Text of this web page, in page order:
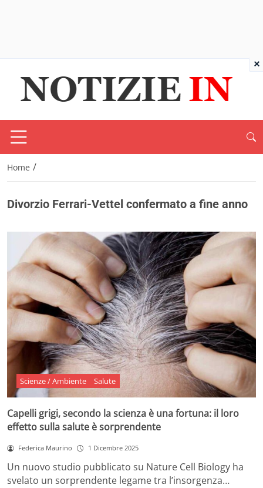
Home /
Divorzio Ferrari-Vettel confermato a fine anno
Scienze / Ambiente Salute
Capelli grigi, secondo la scienza è una fortuna: il loro
effetto sulla salute è sorprendente
Federica Maurino 1 Dicembre 2025
Un nuovo studio pubblicato su Nature Cell Biology ha
svelato un sorprendente legame tra l’insorgenza…
×